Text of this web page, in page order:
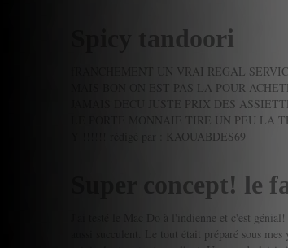
Spicy tandoori
fRANCHEMENT UN VRAI REGAL
MAIS BON ON EST PAS LA POUR
JAMAIS DECU JUSTE PRIX DES
LE PORTE MONNAIE TIRE UN PEU LA
rédigé par : KAOUABDES69
Super concept! le
J'ai testé le Mac Do à l'indienne et c'est
aussi succulent. Le tout était préparé sous